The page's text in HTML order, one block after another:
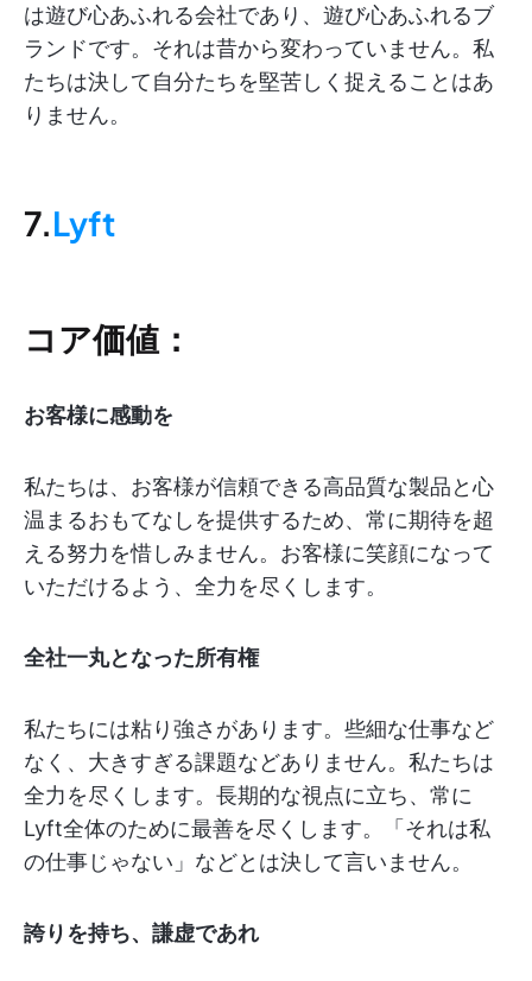
は遊び心あふれる会社であり、遊び心あふれるブ
ランドです。それは昔から変わっていません。私
たちは決して自分たちを堅苦しく捉えることはあ
りません。
7.Lyft
コア価値：
お客様に感動を
私たちは、お客様が信頼できる高品質な製品と心
温まるおもてなしを提供するため、常に期待を超
える努力を惜しみません。お客様に笑顔になって
いただけるよう、全力を尽くします。
全社一丸となった所有権
私たちには粘り強さがあります。些細な仕事など
なく、大きすぎる課題などありません。私たちは
全力を尽くします。長期的な視点に立ち、常に
Lyft全体のために最善を尽くします。「それは私
の仕事じゃない」などとは決して言いません。
誇りを持ち、謙虚であれ